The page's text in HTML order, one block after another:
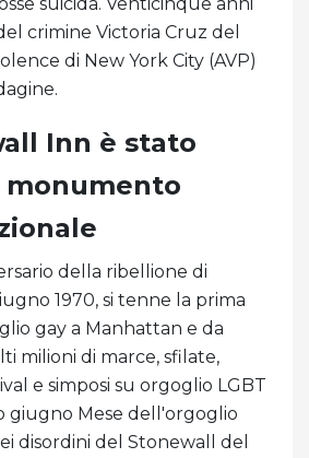
crimine Victoria Cruz del
di New York City (AVP)
Inn è stato
della ribellione di
1970, si tenne la prima
gay a Manhattan e da
milioni di marce, sfilate,
e simposi su orgoglio LGBT
giugno Mese dell'orgoglio
disordini del Stonewall del